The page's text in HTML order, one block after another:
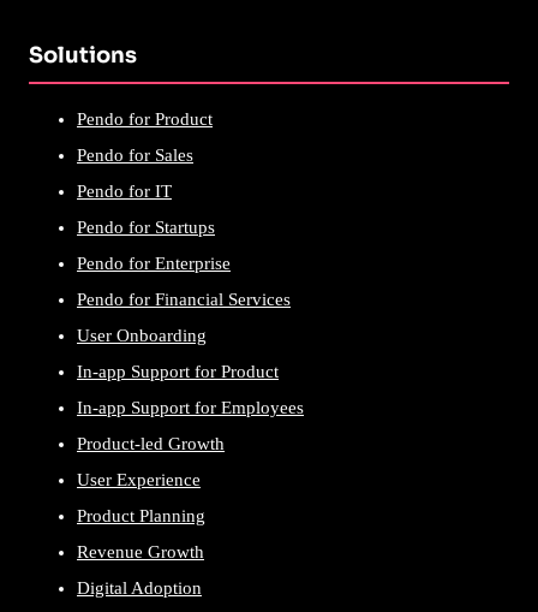
Solutions
Pendo for Product
Pendo for Sales
Pendo for IT
Pendo for Startups
Pendo for Enterprise
Pendo for Financial Services
User Onboarding
In-app Support for Product
In-app Support for Employees
Product-led Growth
User Experience
Product Planning
Revenue Growth
Digital Adoption